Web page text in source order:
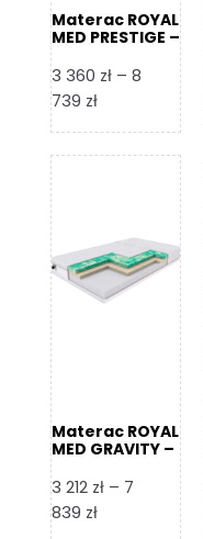
Materac ROYAL
MED PRESTIGE –
3 360 zł – 8
739 złZakres
od
8
739 zł
Materac ROYAL
MED GRAVITY –
3 212 zł – 7
839 złZakres